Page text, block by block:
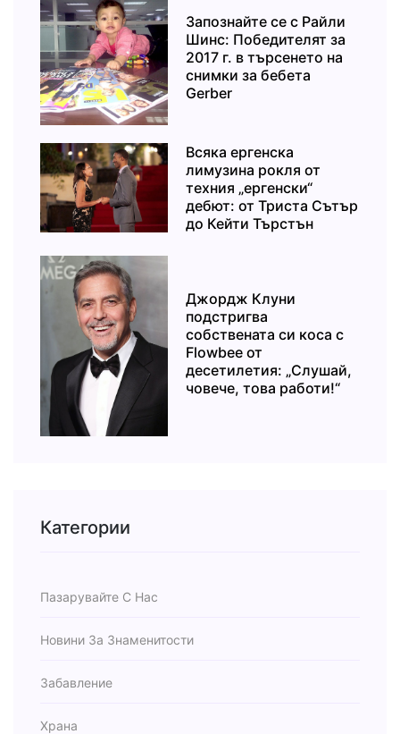
Запознайте се с Райли
Шинс: Победителят за
2017 г. в търсенето на
снимки за бебета
Gerber
Всяка ергенска
лимузина рокля от
техния „ергенски“
дебют: от Триста Сътър
до Кейти Търстън
Джордж Клуни
подстригва
собствената си коса с
Flowbee от
десетилетия: „Слушай,
човече, това работи!“
Категории
Пазарувайте С Нас
Новини За Знаменитости
Забавление
Храна